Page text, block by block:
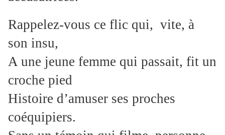
Rappelez-vous ce flic qui, vite, à
son insu,
A une jeune femme qui passait, fit un
croche pied
Histoire d’amuser ses proches
coéquipiers.